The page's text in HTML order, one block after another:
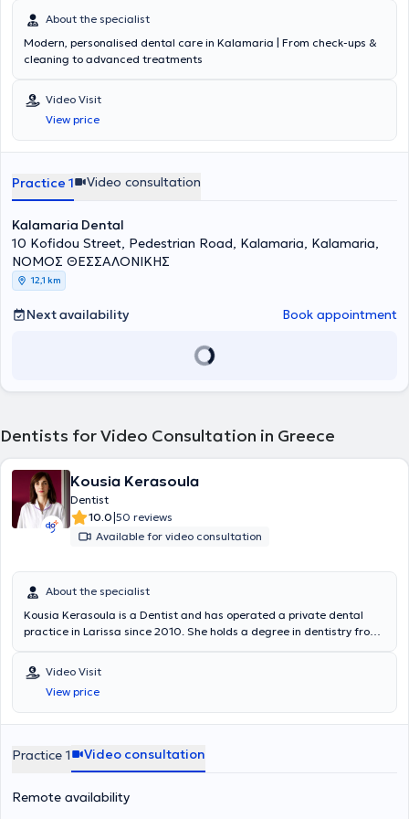
About the specialist
Modern, personalised dental care in Kalamaria | From check-ups &
cleaning to advanced treatments
Video Visit
View price
Practice 1 Video consultation
Kalamaria Dental
10 Kofidou Street, Pedestrian Road, Kalamaria, Kalamaria,
ΝΟΜΟΣ ΘΕΣΣΑΛΟΝΙΚΗΣ
12,1 km
Next availability Book appointment
Dentists for Video Consultation in Greece
Kousia Kerasoula
Dentist
10.0|50 reviews
Available for video consultation
About the specialist
Kousia Kerasoula is a Dentist and has operated a private dental
practice in Larissa since 2010. She holds a degree in dentistry from
She has worked in a private dental clinic in Larissa and as a
volunteer at the Dental Clinic of the Military Hospital of Larissa.
Additionally, she worked as an associate dentist at the Antwerp
House dental clinic in Cambridge, England, practicing general
and seminars as part of her continuous professional development.
Video Visit
View price
Practice 1 Video consultation
Remote availability